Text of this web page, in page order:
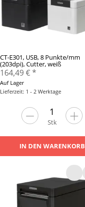
CT-E301, USB, 8 Punkte/mm
(203dpi), Cutter, weiß
164,49 €*
Auf Lager
Lieferzeit: 1 - 2 Werktage
Stk
IN DEN WARENKORB